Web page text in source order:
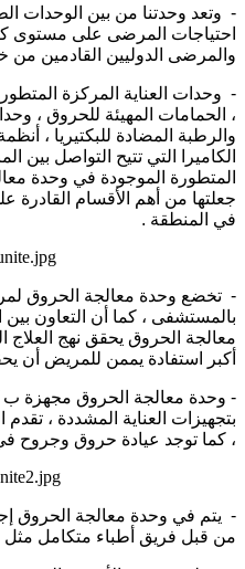
- وتعد وحدتنا من بين الوحدات
احتياجات المرضى على مستوى
والمرضى الدوليين القادمين من
- وحدات العناية المركزة
، الحمامات المهيئة للحروق ،
والرطبة المضادة للبكتيريا ،
الكاميرا التي تتيح التواصل بين
المتطورة الموجودة في وحدة
جعلتها من أهم الأقسام القادرة
في المنطقة .
- تخضع وحدة معالجة الحروق
بالمستشفى ، كما أن التعاون
معالجة الحروق يحقق نهج
أكبر استفادة يممن للمريض أن
، كما توجد عيادة حروق وجروح
- يتم في وحدة معالجة الحروق
من قبل فريق أطباء متكامل مثل